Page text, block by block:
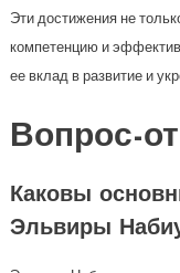
Эти достижения не
компетенцию и
ее вклад в развитие и
Вопрос-
Каковы
Эльвиры